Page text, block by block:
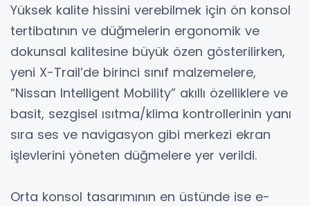
Yüksek kalite hissini verebilmek için ön konsol
tertibatının ve düğmelerin ergonomik ve
dokunsal kalitesine büyük özen gösterilirken,
yeni X-Trail’de birinci sınıf malzemelere,
“Nissan Intelligent Mobility” akıllı özelliklere ve
basit, sezgisel ısıtma/klima kontrollerinin yanı
sıra ses ve navigasyon gibi merkezi ekran
işlevlerini yöneten düğmelere yer verildi.
Orta konsol tasarımının en üstünde ise e-